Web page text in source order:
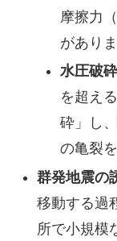
摩擦力
がありま
水圧破
を超え
砕」し
の亀裂
群発地震の
移動する過
所で小規模